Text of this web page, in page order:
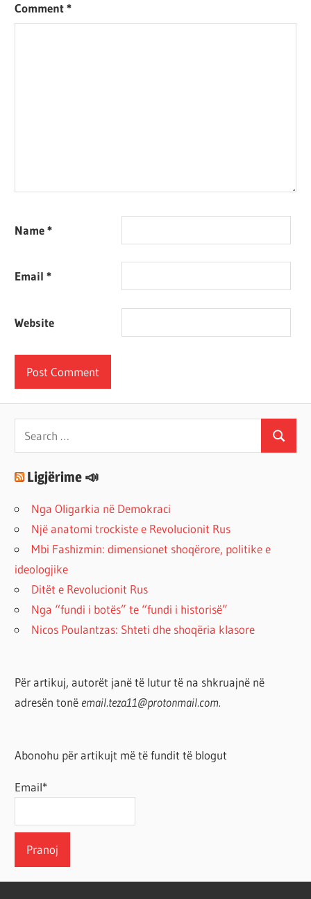
Comment*
Name*
Email*
Website
Search
for:
Search
Ligjërime 📣
Nga Oligarkia në Demokraci
Një anatomi trockiste e Revolucionit Rus
Mbi Fashizmin: dimensionet shoqërore, politike e
ideologjike
Ditët e Revolucionit Rus
Nga “fundi i botës” te “fundi i historisë”
Nicos Poulantzas: Shteti dhe shoqëria klasore
Për artikuj, autorët janë të lutur të na shkruajnë në
adresën tonë email.teza11@protonmail.com.
Abonohu për artikujt më të fundit të blogut
Email*